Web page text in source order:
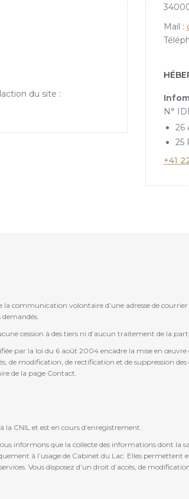
du site :
Mail :
N°
26
25
+41
la communication volontaire d’une adresse de
cession à des tiers ni d’aucun traitement de la
par la loi du 6 août 2004 encadre la mise en œuvre
de modification, de rectification et de suppression
de la page Contact.
CNIL et est en cours d’enregistrement.
informons que la collecte des informations dont la
à l’usage de Cabinet du Lac. Elles
Vous disposez d’un droit d’accès, de